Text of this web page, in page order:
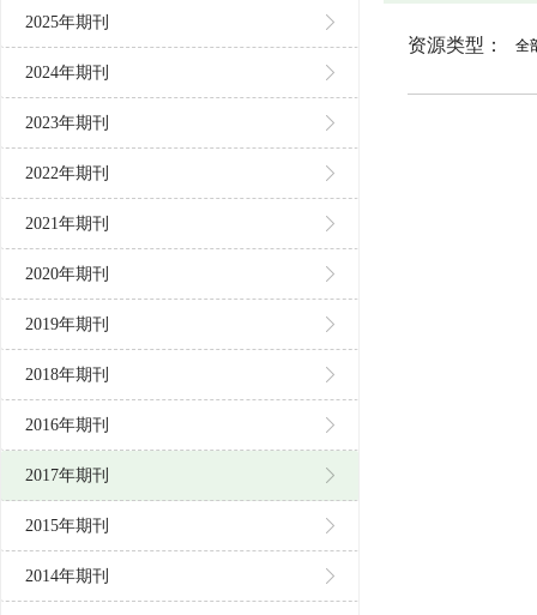
2025年期刊
2024年期刊
2023年期刊
2022年期刊
2021年期刊
2020年期刊
2019年期刊
2018年期刊
2016年期刊
2017年期刊
2015年期刊
2014年期刊
资源类型： 全